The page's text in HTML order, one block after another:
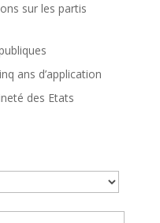
sur les partis
ans d’application
des Etats